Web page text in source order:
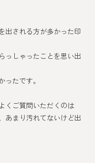
出される方が多かった印
っしゃったことを思い出
たです。
くご質問いただくのは
あまり汚れてないけど出